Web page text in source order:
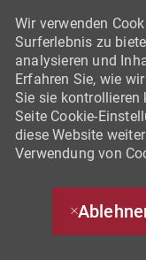
Wir verwenden
Surferlebnis zu
analysieren und
Erfahren Sie, wie
Sie sie kontrollieren
Seite Cookie-
diese Website
Verwendung von